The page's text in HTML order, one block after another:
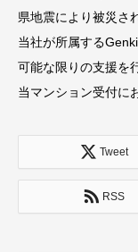
県地震により被災さ
当社が所属する
可能な限りの支援を
当マンション受付に
Tweet
RSS